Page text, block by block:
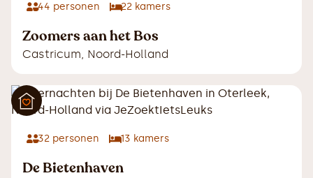
44 personen 22 kamers
Zoomers aan het Bos
Castricum, Noord-Holland
32 personen 13 kamers
De Bietenhaven